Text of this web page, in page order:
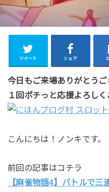
ツイート シェア
今日もご来場ありがとうご
１回ポチっと応援よろし
こんにちは！ノンキです。
前回の記事はコチラ
【麻雀物語4】バトルで